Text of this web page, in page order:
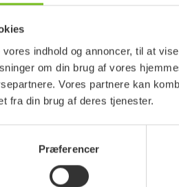
indhold og annoncer, til at
om din brug af vores
Vores partnere kan
fra din brug af deres tjenester.
Præferencer